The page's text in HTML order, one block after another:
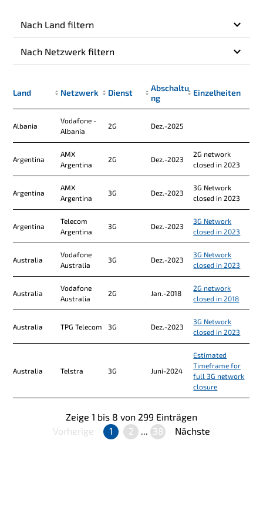
Land Netzwerk Dienst
Abschaltu
ng
Einzelheiten
Albania
Vodafone -
Albania
2G Dez.-2025
Argentina
AMX
Argentina
2G Dez.-2023
2G network
closed in 2023
Argentina
AMX
Argentina
3G Dez.-2023
3G Network
closed in 2023
Argentina
Telecom
Argentina
3G Dez.-2023
3G Network
closed in 2023
Australia
Vodafone
Australia
3G Dez.-2023
3G Network
closed in 2023
Australia
Vodafone
Australia
2G Jan.-2018
2G network
closed in 2018
Australia TPG Telecom 3G Dez.-2023
3G Network
closed in 2023
Australia Telstra 3G Juni-2024
Estimated
Timeframe for
full 3G network
closure
Zeige 1 bis 8 von 299 Einträgen
Vorherige
1 2 ... 38 Nächste